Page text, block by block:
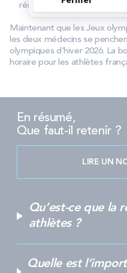
résultats.
Maintenant que les Jeux
les deux médecins se
olympiques d’hiver 2026. La
horaire pour les athlètes
En résumé,
Que faut-il retenir ?
LIRE UN
Qu’est-ce que la
athlètes ?
Quelle est